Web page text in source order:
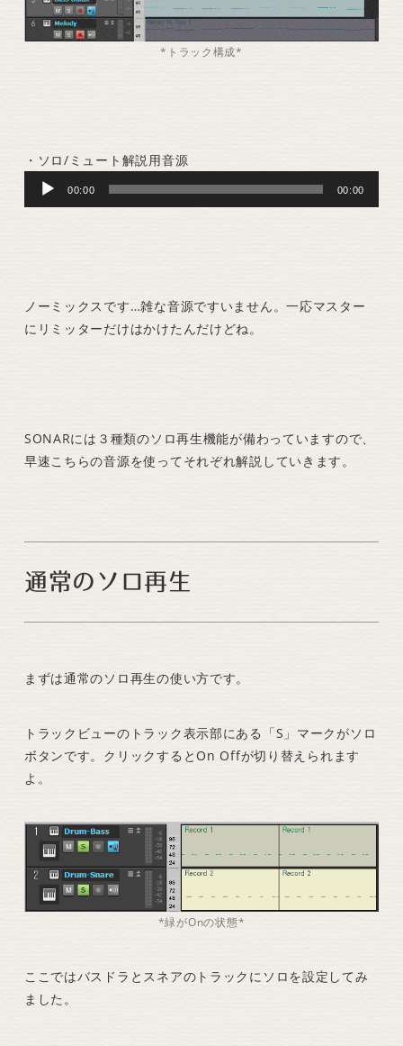
*トラック構成*
・ソロ/ミュート解説用音源
Audio
Player
00:00 00:00
ノーミックスです…雑な音源ですいません。一応マスター
にリミッターだけはかけたんだけどね。
SONARには３種類のソロ再生機能が備わっていますので、
早速こちらの音源を使ってそれぞれ解説していきます。
通常のソロ再生
まずは通常のソロ再生の使い方です。
トラックビューのトラック表示部にある「S」マークがソロ
ボタンです。クリックするとOn Offが切り替えられます
よ。
*緑がOnの状態*
ここではバスドラとスネアのトラックにソロを設定してみ
ました。